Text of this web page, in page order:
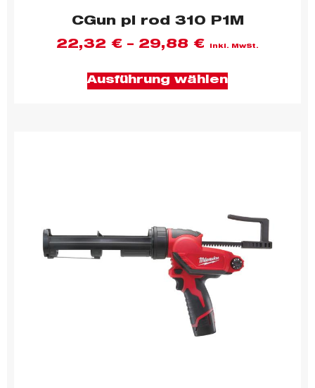
CGun pl rod 310 P1M
22,32 € – 29,88 € inkl. MwSt.
Ausführung wählen